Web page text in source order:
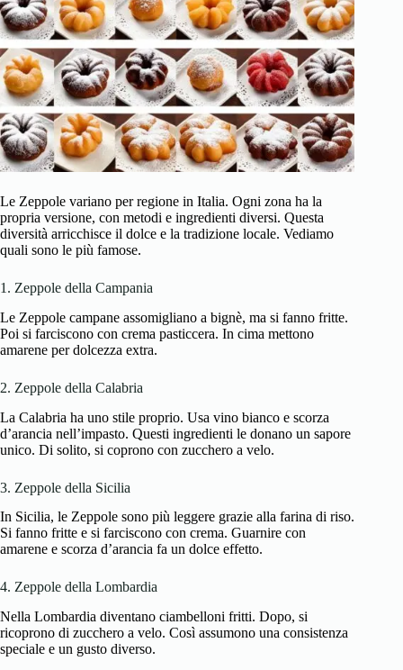
Le Zeppole variano per regione in Italia. Ogni zona ha la
propria versione, con metodi e ingredienti diversi. Questa
diversità arricchisce il dolce e la tradizione locale. Vediamo
quali sono le più famose.
1. Zeppole della Campania
Le Zeppole campane assomigliano a bignè, ma si fanno fritte.
Poi si farciscono con crema pasticcera. In cima mettono
amarene per dolcezza extra.
2. Zeppole della Calabria
La Calabria ha uno stile proprio. Usa vino bianco e scorza
d’arancia nell’impasto. Questi ingredienti le donano un sapore
unico. Di solito, si coprono con zucchero a velo.
3. Zeppole della Sicilia
In Sicilia, le Zeppole sono più leggere grazie alla farina di riso.
Si fanno fritte e si farciscono con crema. Guarnire con
amarene e scorza d’arancia fa un dolce effetto.
4. Zeppole della Lombardia
Nella Lombardia diventano ciambelloni fritti. Dopo, si
ricoprono di zucchero a velo. Così assumono una consistenza
speciale e un gusto diverso.